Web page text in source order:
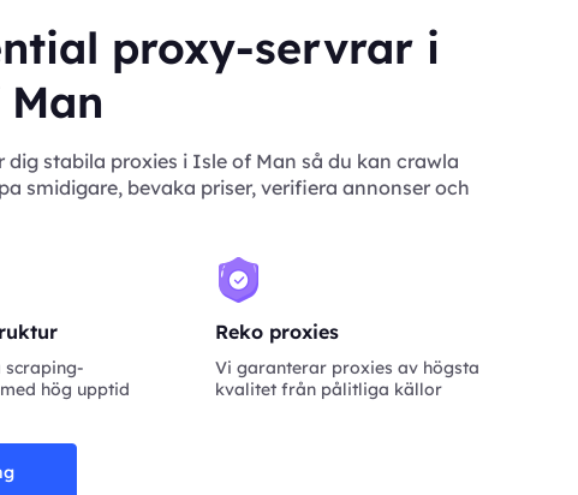
proxy-servrar i
dig stabila proxies i Isle of Man så du kan crawla
smidigare, bevaka priser, verifiera annonser och
hög upptid
Reko proxies
Vi garanterar proxies av högsta
kvalitet från pålitliga källor